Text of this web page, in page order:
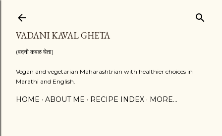
VADANI KAVAL GHETA
(वदनी कवळ घेता)
Vegan and vegetarian Maharashtrian with healthier choices in
Marathi and English.
HOME ABOUT ME RECIPE INDEX MORE…